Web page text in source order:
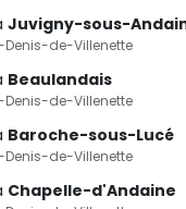
Juvigny-sous-
de-Villenette
Beaulandais
de-Villenette
Baroche-sous-Lucé
de-Villenette
Chapelle-d'Andaine